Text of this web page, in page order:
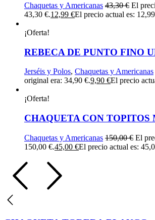
Chaquetas y Americanas 43,30€ El
43,30 €.12,99 €El precio actual es:
¡Oferta!
REBECA DE PUNTO FINO
Jerséis y Polos, Chaquetas y Americanas
original era: 34,90 €.9,90 €El precio
¡Oferta!
CHAQUETA CON TOPITOS
Chaquetas y Americanas 150,00€ El
150,00 €.45,00 €El precio actual es: